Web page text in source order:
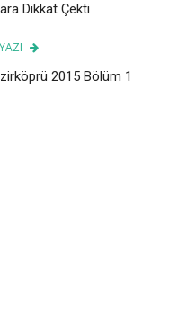
Dikkat Çekti
2015 Bölüm 1